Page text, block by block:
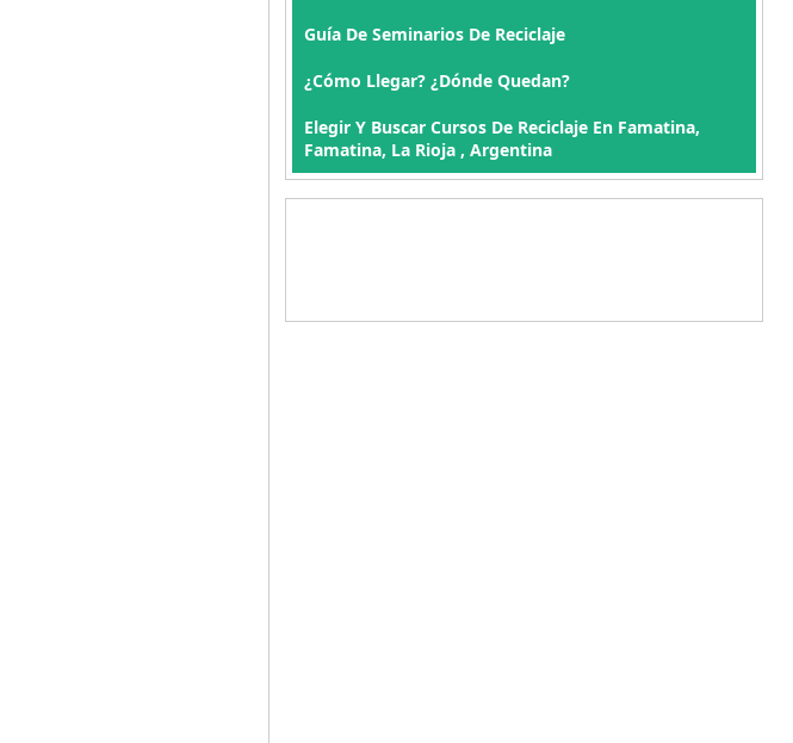
Guía De Seminarios De Reciclaje
¿Cómo Llegar? ¿Dónde Quedan?
Elegir Y Buscar Cursos De Reciclaje En Famatina,
Famatina, La Rioja , Argentina